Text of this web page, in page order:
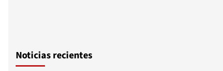
Noticias recientes